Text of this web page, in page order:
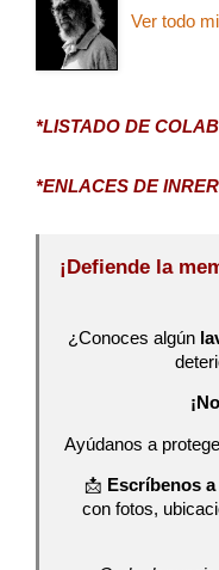
Ver todo
*LISTADO DE
*ENLACES DE
¡Defiende la
¿Conoces algún
Ayúdanos a
📩 Escríbenos a
con fotos,